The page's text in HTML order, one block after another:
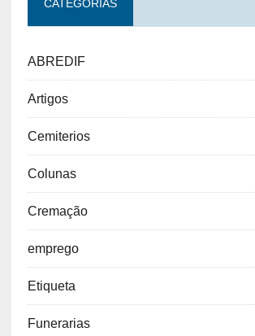
CATEGORIAS
ABREDIF
Artigos
Cemiterios
Colunas
Cremação
emprego
Etiqueta
Funerarias